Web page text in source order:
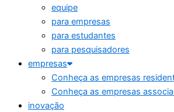
equipe
para empresas
para estudantes
para pesquisadores
empresas
Conheça as empresas
Conheça as empresas
inovação